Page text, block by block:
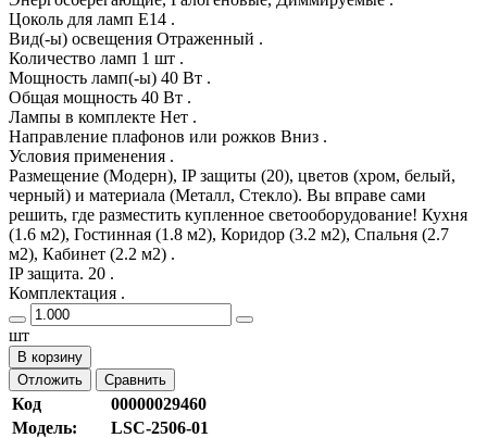
Цоколь для ламп E14 .
Вид(-ы) освещения Отраженный .
Количество ламп 1 шт .
Мощность ламп(-ы) 40 Вт .
Общая мощность 40 Вт .
Лампы в комплекте Нет .
Направление плафонов или рожков Вниз .
Условия применения .
Размещение (Модерн), IP защиты (20), цветов (хром, белый,
черный) и материала (Металл, Стекло). Вы вправе сами
решить, где разместить купленное светооборудование! Кухня
(1.6 м2), Гостинная (1.8 м2), Коридор (3.2 м2), Спальня (2.7
м2), Кабинет (2.2 м2) .
IP защита. 20 .
Комплектация .
шт
В корзину
Отложить
Сравнить
Код
00000029460
Модель:
LSC-2506-01